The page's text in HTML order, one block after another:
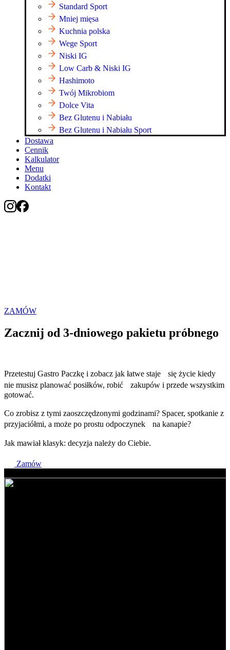
Standard Sport
Mniej mięsa
Kuchnia polska
Wege Sport
Niski IG
Low Carb & Niski IG
Hashimoto
Twój Mikrobiom
Dolce Vita
Bez Glutenu i Nabiału
Bez Glutenu i Nabiału Sport
Dostawa
Cennik
Kalkulator
Menu
Dodatki
Kontakt
ZAMÓW
Zacznij od 3-dniowego pakietu próbnego
Przetestuj Gastro Paczkę i zobacz jak łatwe staje się życie kiedy
nie musisz planować posiłków, robić zakupów i przede wszystkim
gotować.
Co zrobisz z tymi zaoszczędzonymi godzinami? Spacer, spotkanie z
przyjaciółmi, a może po prostu odpoczynek na kanapie?
Jak mawiał klasyk: decyzja należy do Ciebie.
Zamów